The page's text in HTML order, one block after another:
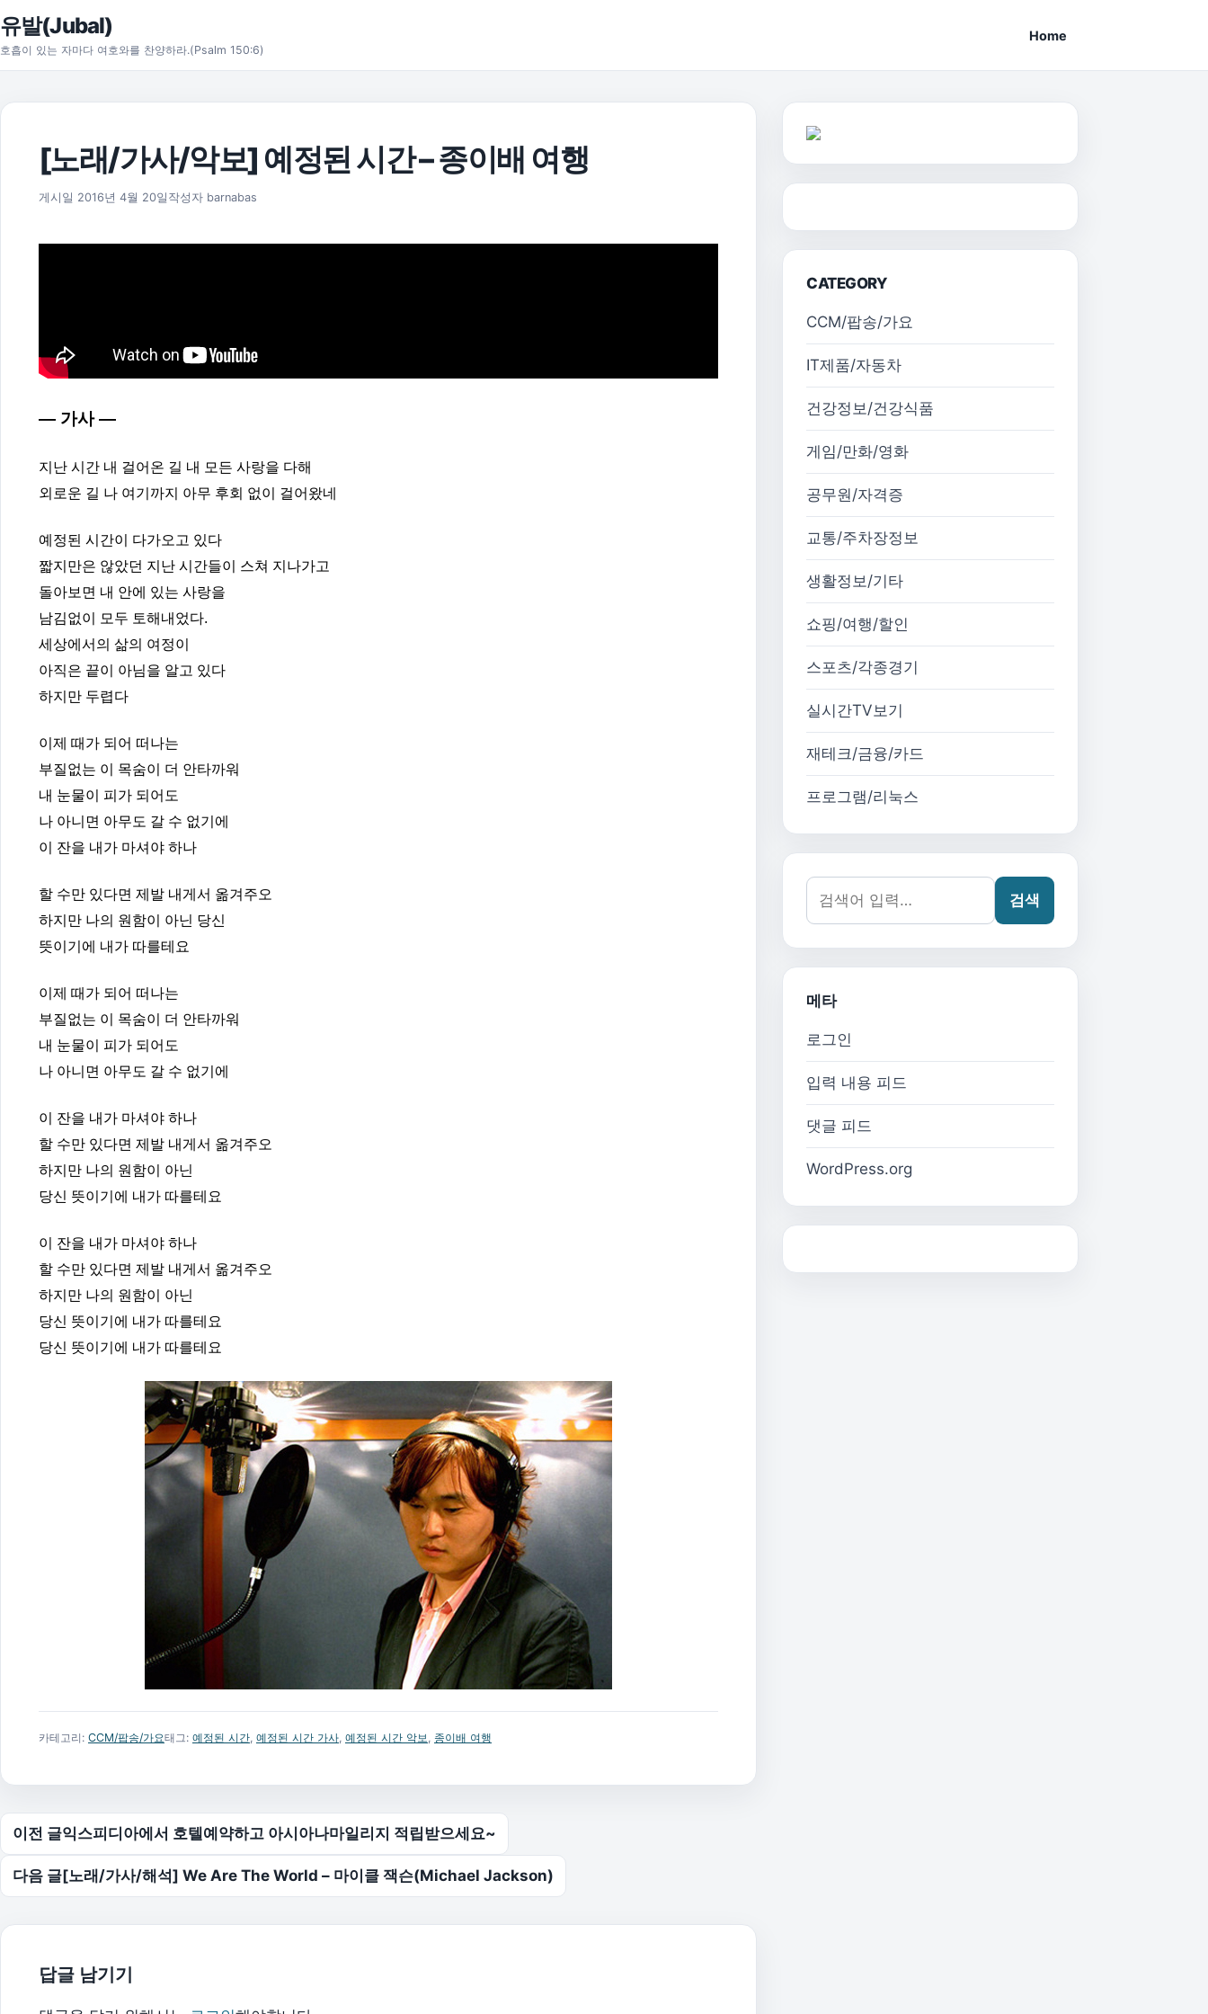
본문으로 건너뛰기
유발(Jubal)
호흡이 있는 자마다 여호와를 찬양하라.(Psalm 150:6)
Home
[노래/가사/악보] 예정된 시간 – 종이배 여행
게시일 2016년 4월 20일 2025년 11월 18일
작성자 barnabas
— 가사 —
지난 시간 내 걸어온 길 내 모든 사랑을 다해
외로운 길 나 여기까지 아무 후회 없이 걸어왔네
예정된 시간이 다가오고 있다
짧지만은 않았던 지난 시간들이 스쳐 지나가고
돌아보면 내 안에 있는 사랑을
남김없이 모두 토해내었다.
세상에서의 삶의 여정이
아직은 끝이 아님을 알고 있다
하지만 두렵다
이제 때가 되어 떠나는
부질없는 이 목숨이 더 안타까워
내 눈물이 피가 되어도
나 아니면 아무도 갈 수 없기에
이 잔을 내가 마셔야 하나
할 수만 있다면 제발 내게서 옮겨주오
하지만 나의 원함이 아닌 당신
뜻이기에 내가 따를테요
이제 때가 되어 떠나는
부질없는 이 목숨이 더 안타까워
내 눈물이 피가 되어도
나 아니면 아무도 갈 수 없기에
이 잔을 내가 마셔야 하나
할 수만 있다면 제발 내게서 옮겨주오
하지만 나의 원함이 아닌
당신 뜻이기에 내가 따를테요
이 잔을 내가 마셔야 하나
할 수만 있다면 제발 내게서 옮겨주오
하지만 나의 원함이 아닌
당신 뜻이기에 내가 따를테요
당신 뜻이기에 내가 따를테요
카테고리: CCM/팝송/가요태그: 예정된 시간 예정된 시간 가사 예정된 시간 악보 종이배 여행
글 탐색
이전 글익스피디아에서 호텔예약하고 아시아나마일리지 적립받으세요~
다음 글[노래/가사/해석] We Are The World – 마이클 잭슨(Michael Jackson)
답글 남기기
CATEGORY
CCM/팝송/가요
IT제품/자동차
건강정보/건강식품
게임/만화/영화
공무원/자격증
교통/주차장정보
생활정보/기타
쇼핑/여행/할인
스포츠/각종경기
실시간TV보기
재테크/금융/카드
프로그램/리눅스
검색어:
검색
메타
로그인
입력 내용 피드
댓글 피드
WordPress.org